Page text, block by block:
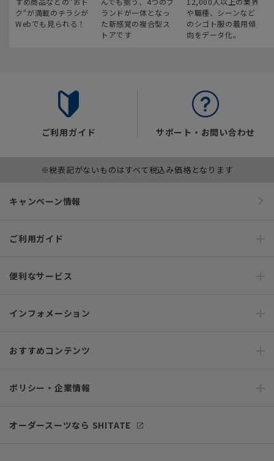
ク“が満載のチラシが
Webでも見られる！
ランドが一体となっ
た新感覚の複合型ス
トアです
や職種、シーンなど
のシゴト服の着用傾
向をデータ化。
ご利用ガイド サポート・お問い合わせ
※税表記がないものはすべて税込み価格となります
キャンペーン情報
ご利用ガイド
便利なサービス
インフォメーション
おすすめコンテンツ
ポリシー・企業情報
オーダースーツなら SHITATE